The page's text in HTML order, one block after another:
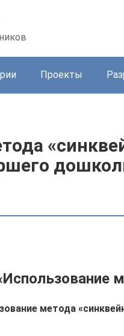
Проекты
метода